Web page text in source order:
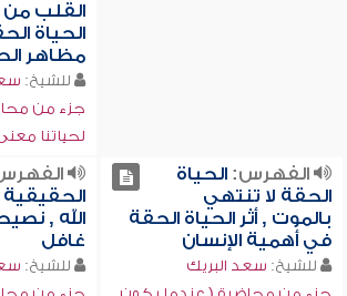
القلب
الحياة
مظاهر
للشيخ:
جزء من
لحياتنا
الفهرس:الحياة
الحقة لا تنتهي
بالموت , أثر الحياة الحقة
في أهمية الإنسان
للشيخ: سعد البريك
الله ,
غافل
للشيخ: